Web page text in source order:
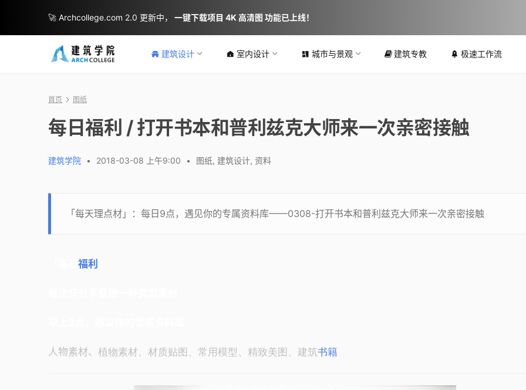
建筑设计 室内设计 城市与景观 建筑专教 极速工作流
首页 图纸
每日福利 / 打开书本和普利兹克大师来一次亲密接触
建筑学院 • 2018-03-08 上午9:00 • 图纸, 建筑设计, 资料
「每天理点材」：每日9点，遇见你的专属资料库——0308-打开书本和普利兹克大师来一次亲密接触
福利
人物素材、 植物素材、材质贴图、常用模型、精致美图、建筑书籍
🚀 Archcollege.com 2.0 更新中， 一键下载项目 4K 高清图 功能已上线！